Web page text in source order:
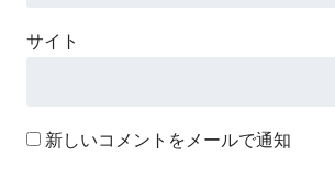
サイト
新しいコメントをメールで通知